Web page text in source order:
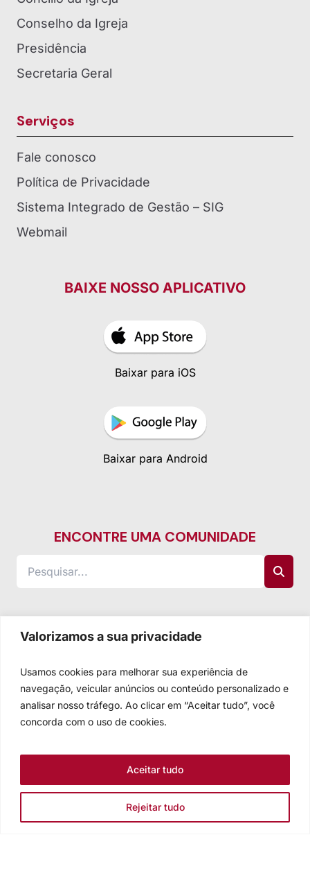
Valorizamos a sua privacidade
Usamos cookies para melhorar sua experiência de
navegação, veicular anúncios ou conteúdo personalizado e
analisar nosso tráfego. Ao clicar em “Aceitar tudo”, você
concorda com o uso de cookies.
Rejeitar tudo
Aceitar tudo
Conselho da Igreja
Presidência
Secretaria Geral
Serviços
Fale conosco
Política de Privacidade
Sistema Integrado de Gestão – SIG
Webmail
BAIXE NOSSO APLICATIVO
Baixar para iOS
Baixar para Android
ENCONTRE UMA COMUNIDADE